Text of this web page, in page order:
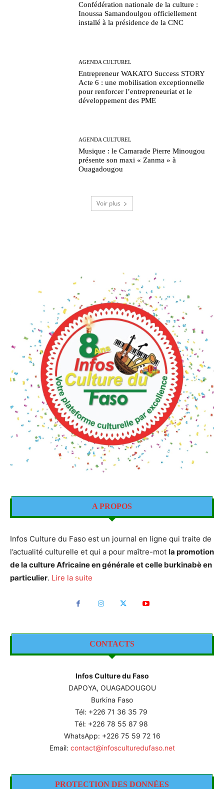
Confédération nationale de la culture :
Inoussa Samandoulgou officiellement
installé à la présidence de la CNC
AGENDA CULTUREL
Entrepreneur WAKATO Success STORY
Acte 6 : une mobilisation exceptionnelle
pour renforcer l’entrepreneuriat et le
développement des PME
AGENDA CULTUREL
Musique : le Camarade Pierre Minougou
présente son maxi « Zanma » à
Ouagadougou
Voir plus
A PROPOS
Infos Culture du Faso est un journal en ligne qui traite de
l’actualité culturelle et qui a pour maître-mot la promotion
de la culture Africaine en générale et celle burkinabè en
particulier. Lire la suite
CONTACTS
Infos Culture du Faso
DAPOYA, OUAGADOUGOU
Burkina Faso
Tél: +226 71 36 35 79
Tél: +226 78 55 87 98
WhatsApp: +226 75 59 72 16
Email: contact@infosculturedufaso.net
PROTECTION DES DONNÉES